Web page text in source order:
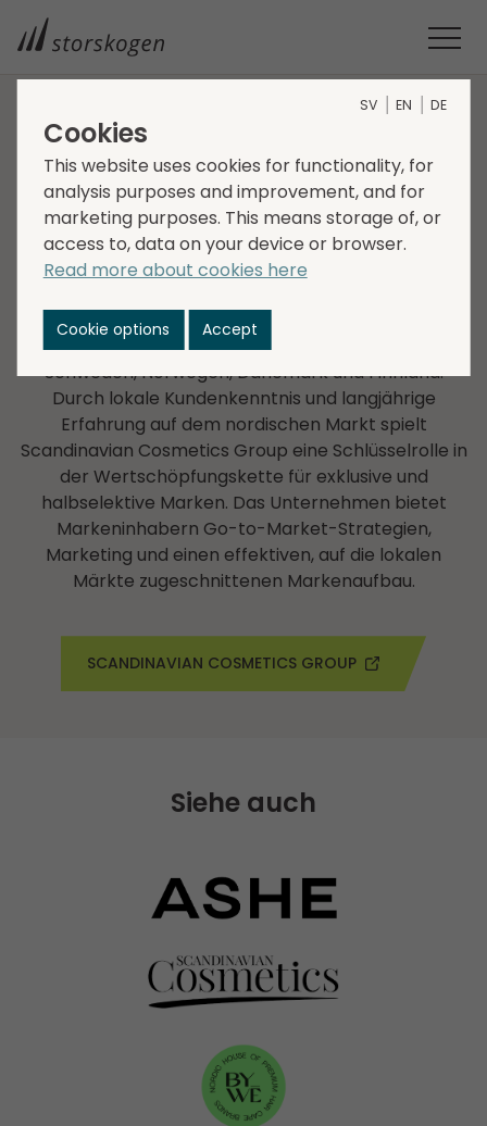
UNTERNEHMEN IM GESCHÄFTS­BEREICH TRADE
Scandinavian Cosmetics
Group
Unternehmen im Verkauf, Marketing und Vertrieb
von Kosmetikprodukten und vertritt Marken in
Schweden, Norwegen, Dänemark und Finnland.
Durch lokale Kundenkenntnis und langjährige
Erfahrung auf dem nordischen Markt spielt
Scandinavian Cosmetics Group eine Schlüsselrolle in
der Wertschöpfungskette für exklusive und
halbselektive Marken. Das Unternehmen bietet
Markeninhabern Go-to-Market-Strategien,
Marketing und einen effektiven, auf die lokalen
Märkte zugeschnittenen Markenaufbau.
SCANDINAVIAN COSMETICS GROUP
Siehe auch
SV EN DE
Cookies
This website uses cookies for functionality, for
analysis purposes and improvement, and for
marketing purposes. This means storage of, or
access to, data on your device or browser.
Read more about cookies here
Cookie options Accept